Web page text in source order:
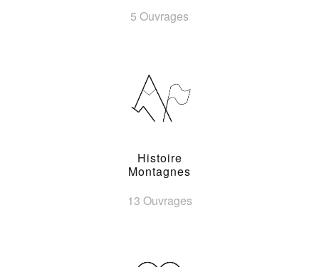
5 Ouvrages
Histoire
Montagnes
13 Ouvrages